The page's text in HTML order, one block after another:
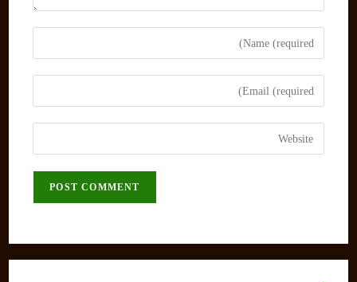
Enter
your
name
comment
Enter
your
email
address
Enter
your